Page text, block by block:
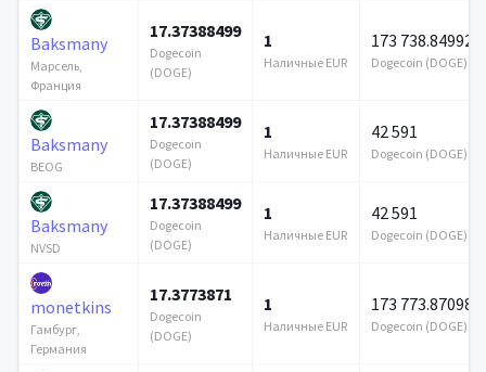
Baksmany
Марсель,
Франция
17.37388499
Dogecoin
(DOGE)
1
Наличные EUR
173 738.849928
Dogecoin (DOGE)
Baksmany
BEOG
17.37388499
Dogecoin
(DOGE)
1
Наличные EUR
42 591
Dogecoin (DOGE)
Baksmany
NVSD
17.37388499
Dogecoin
(DOGE)
1
Наличные EUR
42 591
Dogecoin (DOGE)
monetkins
Гамбург,
Германия
17.3773871
Dogecoin
(DOGE)
1
Наличные EUR
173 773.870989
Dogecoin (DOGE)